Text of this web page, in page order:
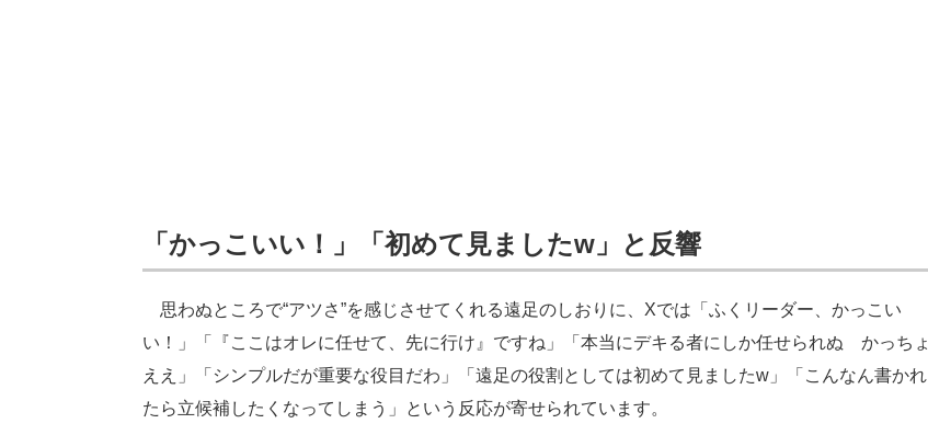
「かっこいい！」「初めて見ましたw」と反響
思わぬところで“アツさ”を感じさせてくれる遠足のしおりに、Xでは「ふくリーダー、かっこい
い！」「『ここはオレに任せて、先に行け』ですね」「本当にデキる者にしか任せられぬ かっちょ
ええ」「シンプルだが重要な役目だわ」「遠足の役割としては初めて見ましたw」「こんなん書かれ
たら立候補したくなってしまう」という反応が寄せられています。